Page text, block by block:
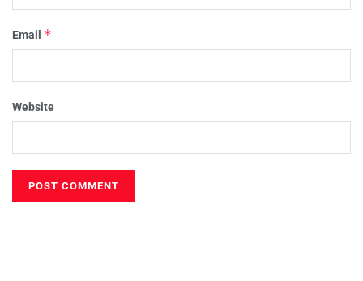
Email *
Website